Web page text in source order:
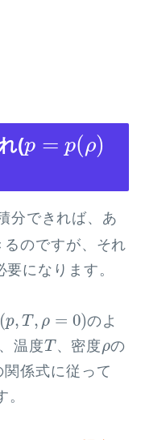
(p = p(ρ)
ρ
分できれば、あ
のですが、それ
になります。
p, T, ρ = 0)
p T,ρ
のよ
、温度T
T、密度ρ
ρの
係式に従って